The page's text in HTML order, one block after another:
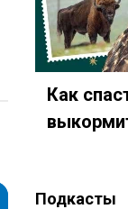
Как
Подкасты